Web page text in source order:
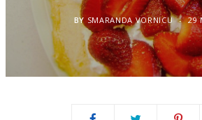
BY SMARANDA VORNICU 29